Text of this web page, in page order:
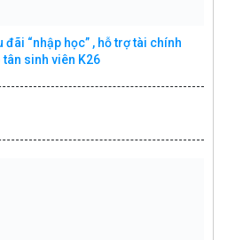
“nhập học” , hỗ trợ tài chính
tân sinh viên K26